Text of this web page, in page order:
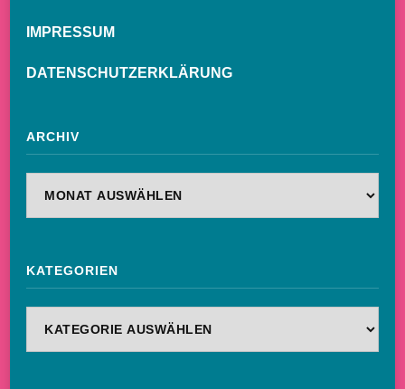
IMPRESSUM
DATENSCHUTZERKLÄRUNG
ARCHIV
KATEGORIEN